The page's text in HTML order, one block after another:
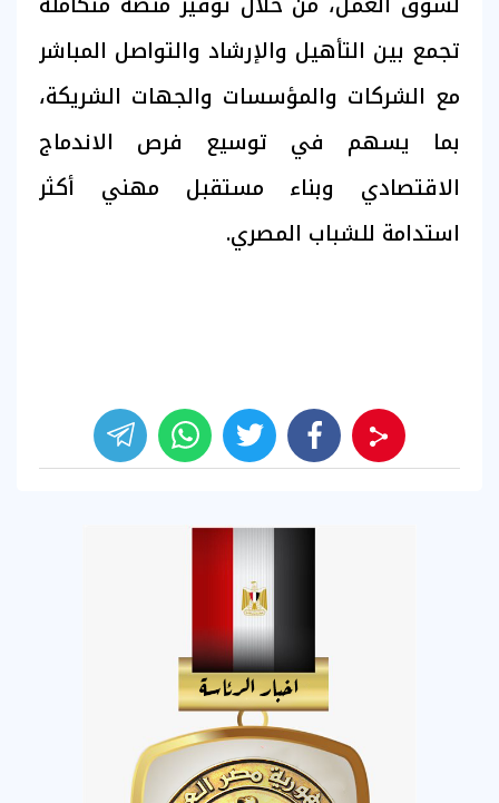
تجمع بين التأهيل والإرشاد والتواصل المباشر
مع الشركات والمؤسسات والجهات الشريكة،
بما يسهم في توسيع فرص الاندماج
الاقتصادي وبناء مستقبل مهني أكثر
استدامة للشباب المصري.